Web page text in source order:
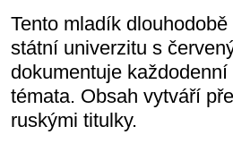
Tento mladík
státní univerzitu s
dokumentuje
témata. Obsah vytváří
ruskými titulky.